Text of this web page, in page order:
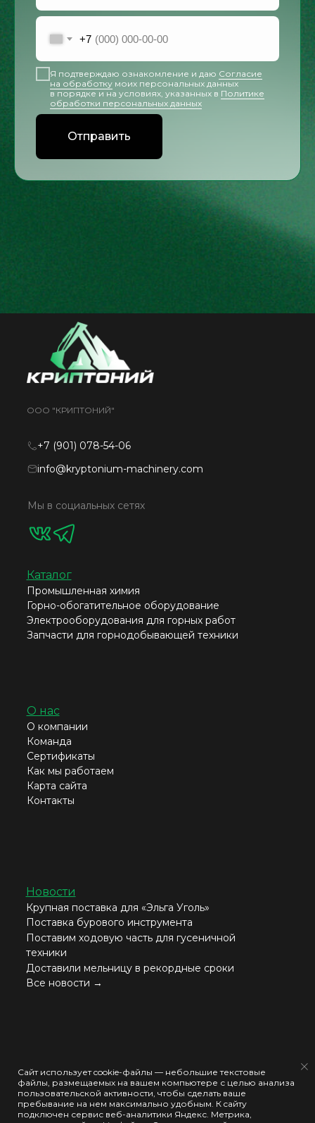
+7
Я подтверждаю ознакомление и даю Согласие
на обработку моих персональных данных
в порядке и на условиях, указанных в Политике
обработки персональных данных
Отправить
Новости
Крупная поставка для «Эльга Уголь»
Поставка бурового инструмента
Поставим ходовую часть для гусеничной
техники
Доставили мельницу в рекордные сроки
Все новости →
+7 (901) 078-54-06
info@kryptonium-machinery.com
Каталог
Промышленная химия
Горно-обогатительное оборудование
Электрооборудования для горных работ
Запчасти для горнодобывающей техники
О нас
О компании
Команда
Сертификаты
Как мы работаем
Карта сайта
Контакты
Мы в социальных сетях
ООО "КРИПТОНИЙ"
Политика использования cookie-файлов
Политика конфиденциальности
Сайт использует cookie-файлы — небольшие текстовые
файлы, размещаемых на вашем компьютере с целью анализа
пользовательской активности, чтобы сделать ваше
пребывание на нем максимально удобным. К cайту
подключен сервис веб-аналитики Яндекс. Метрика,